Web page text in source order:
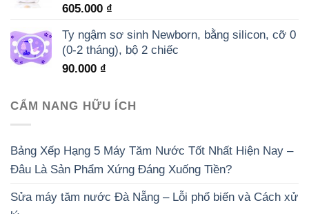
605.000 ₫
Ty ngậm sơ sinh Newborn, bằng silicon, cỡ 0
(0-2 tháng), bộ 2 chiếc
90.000 ₫
CẨM NANG HỮU ÍCH
Bảng Xếp Hạng 5 Máy Tăm Nước Tốt Nhất Hiện Nay –
Đâu Là Sản Phẩm Xứng Đáng Xuống Tiền?
Sửa máy tăm nước Đà Nẵng – Lỗi phổ biến và Cách xử